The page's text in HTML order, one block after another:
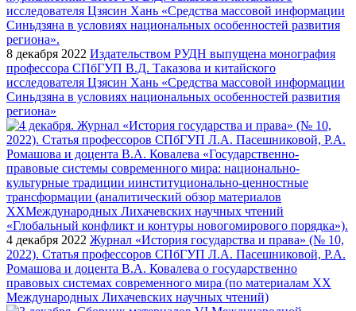
8 декабря 2022 Издательством РУДН выпущена монография
профессора СПбГУП В.Д. Таказова и китайского
исследователя Цзясин Хань «Средства массовой информации
Синьдзяна в условиях национальных особенностей развития
региона»
4 декабря 2022 Журнал «История государства и права» (№ 10,
2022). Статья профессоров СПбГУП Л.А. Пасешниковой, Р.А.
Ромашова и доцента В.А. Ковалева о государственно
правовых системах современного мира (по материалам XX
Международных Лихачевских научных чтений)